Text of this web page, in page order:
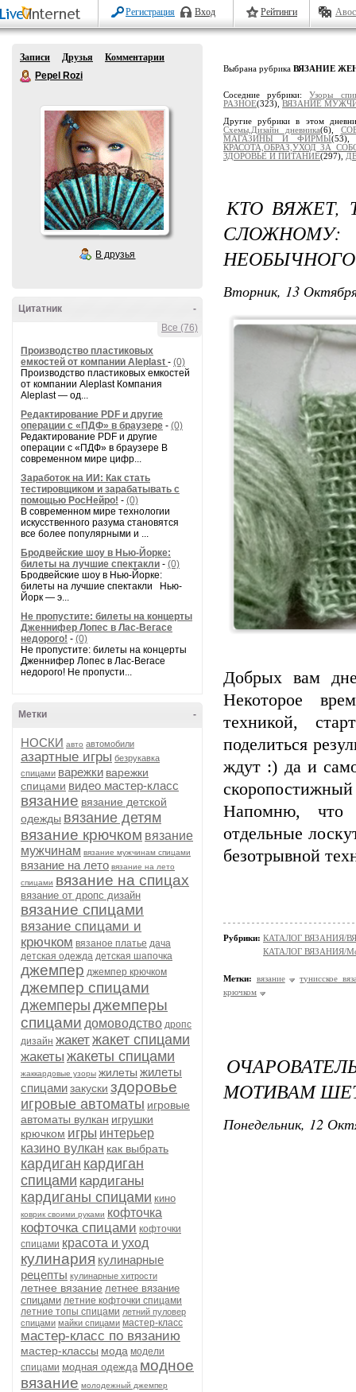
Регистрация Вход Рейтинги
Записи Друзья
Комментарии
Pepel Rozi
В друзья
-
Цитатник
Все (76)
Производство пластиковых
емкостей от компании Aleplast - (0)
Производство пластиковых емкостей
от компании Aleplast Компания
Aleplast — од...
Редактирование PDF и другие
операции с «ПДФ» в браузере - (0)
Редактирование PDF и другие
операции с «ПДФ» в браузере В
современном мире цифр...
Заработок на ИИ: Как стать
тестировщиком и зарабатывать с
помощью РосНейро! - (0)
В современном мире технологии
искусственного разума становятся
все более популярными и ...
Бродвейские шоу в Нью-Йорке:
билеты на лучшие спектакли - (0)
Бродвейские шоу в Нью-Йорке:
билеты на лучшие спектакли Нью-
Йорк — э...
Не пропустите: билеты на концерты
Дженнифер Лопес в Лас-Вегасе
недорого! - (0)
Не пропустите: билеты на концерты
Дженнифер Лопес в Лас-Вегасе
недорого! Не пропусти...
-
Метки
НОСКИ авто автомобили
азартные игры безрукавка
спицами варежки варежки
спицами видео мастер-класс
вязание вязание детской
одежды вязание детям
вязание крючком вязание
мужчинам вязание мужчинам спицами
вязание на лето вязание на лето
спицами вязание на спицах
вязание от дропс дизайн
вязание спицами
вязание спицами и
крючком вязаное платье дача
детская одежда детская шапочка
джемпер джемпер крючком
джемпер спицами
джемперы джемперы
спицами домоводство дропс
дизайн жакетжакет спицами
жакеты жакеты спицами
жаккардовые узоры жилеты жилеты
спицамизакуски здоровье
игровые автоматы игровые
автоматы вулкан игрушки
крючком игры интерьер
казино вулкан как выбрать
кардиган кардиган
спицами кардиганы
кардиганы спицами кино
коврик своими руками кофточка
кофточка спицами кофточки
спицами красота и уход
кулинария кулинарные
рецепты кулинарные хитрости
летнее вязание летнее вязание
спицами летние кофточки спицами
летние топы спицами летний пуловер
спицами майки спицами мастер-класс
мастер-класс по вязанию
мастер-классы мода модели
спицами модная одежда модное
вязание молодежный джемпер
Выбрана рубрика ВЯЗАНИЕ
Соседние рубрики:Узоры
РАЗНОЕ(323), ВЯЗАНИЕ
Другие рубрики в этом
Схемы,Дизайн дневника(6),
МАГАЗИНЫ И ФИРМЫ
КРАСОТА,ОБРАЗ,УХОД ЗА
ЗДОРОВЬЕ И ПИТАНИЕ(297),
КТО ВЯЖЕТ,
НЕОБЫЧНОГО
Вторник, 13
Добрых вам
Некоторое
техникой,
поделиться
ждут :) да и
скоропостижный
Напомню, что
отдельные
безотрывной
Рубрики: КАТАЛОГ ВЯЗАНИЯ/
КАТАЛОГ ВЯЗАНИЯ/
Метки: вязание
тунисское
крючком
МОТИВАМ
Понедельник, 12